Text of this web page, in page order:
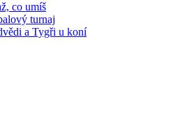
co umíš
turnaj
a Tygři u koní